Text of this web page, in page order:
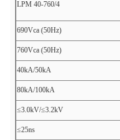
LPM 40-760/4
690Vca (50Hz)
760Vca (50Hz)
40kA/50kA
80kA/100kA
≤3.0kV/≤3.2kV
≤25ns